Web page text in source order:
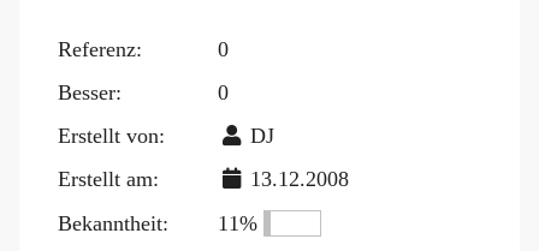
Blog
Referenz:
0
Besser:
0
Erstellt von:
DJ
Erstellt am:
13.12.2008
Bekanntheit:
11%